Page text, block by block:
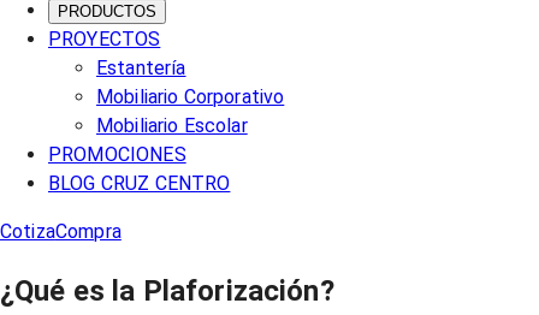
PRODUCTOS
PROYECTOS
Estantería
Mobiliario Corporativo
Mobiliario Escolar
PROMOCIONES
BLOG CRUZ CENTRO
CotizaCompra
¿Qué es la Plaforización?